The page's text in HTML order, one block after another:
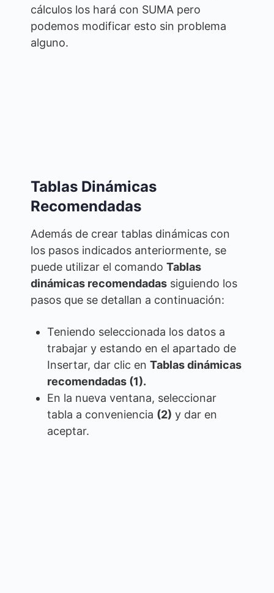
cálculos los hará con SUMA pero
podemos modificar esto sin problema
alguno.
Tablas Dinámicas
Recomendadas
Además de crear tablas dinámicas con
los pasos indicados anteriormente, se
puede utilizar el comando Tablas
dinámicas recomendadas siguiendo los
pasos que se detallan a continuación:
Teniendo seleccionada los datos a
trabajar y estando en el apartado de
Insertar, dar clic en Tablas dinámicas
recomendadas (1).
En la nueva ventana, seleccionar
tabla a conveniencia (2) y dar en
aceptar.